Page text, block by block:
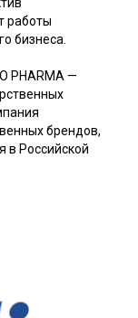
работы
бизнеса.
PHARMA —
брендов,
в Российской